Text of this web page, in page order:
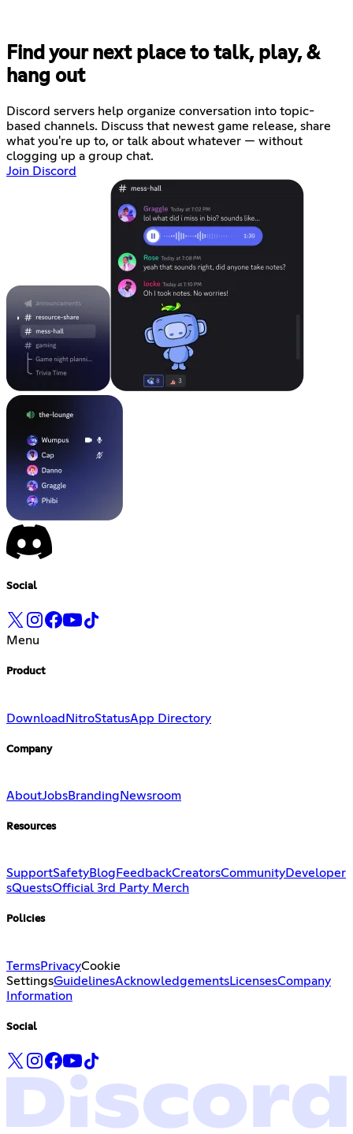
Find your next place to talk, play, &
hang out
Discord servers help organize conversation into topic-
based channels. Discuss that newest game release, share
what you're up to, or talk about whatever — without
clogging up a group chat.
Join Discord
Social
Menu
Product
Download NitroStatusApp Directory
Company
AboutJobsBranding Newsroom
Resources
SupportSafetyBlog FeedbackCreatorsCommunityDeveloper
sQuestsOfficial 3rd Party Merch
Policies
TermsPrivacyCookie
SettingsGuidelinesAcknowledgementsLicensesCompany
Information
Social